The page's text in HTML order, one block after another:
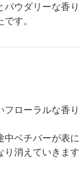
ウダリーな香
す。
ローラルな香
ベチバーが表
消えていきます